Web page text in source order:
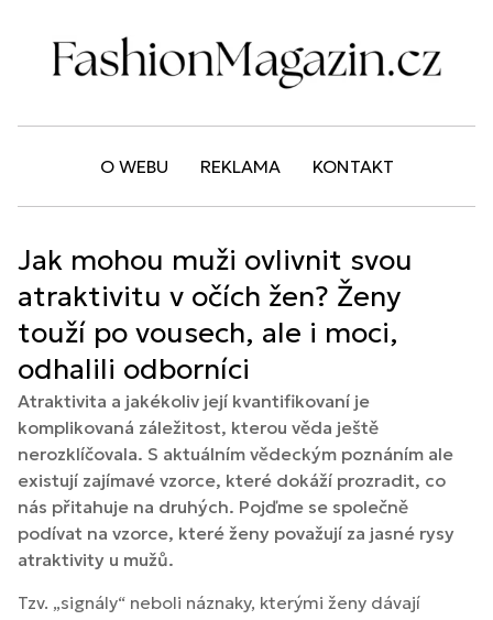
O WEBU REKLAMA KONTAKT
Jak mohou muži ovlivnit svou
atraktivitu v očích žen? Ženy
touží po vousech, ale i moci,
odhalili odborníci
Atraktivita a jakékoliv její kvantifikovaní je
komplikovaná záležitost, kterou věda ještě
nerozklíčovala. S aktuálním vědeckým poznáním ale
existují zajímavé vzorce, které dokáží prozradit, co
nás přitahuje na druhých. Pojďme se společně
podívat na vzorce, které ženy považují za jasné rysy
atraktivity u mužů.
Tzv. „signály“ neboli náznaky, kterými ženy dávají